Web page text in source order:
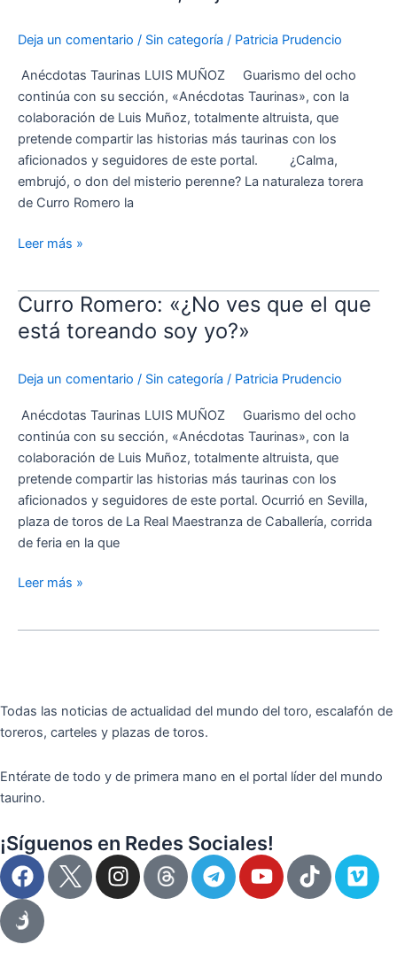
Deja un comentario / Sin categoría / Patricia Prudencio
Anécdotas Taurinas LUIS MUÑOZ Guarismo del ocho
continúa con su sección, «Anécdotas Taurinas», con la
colaboración de Luis Muñoz, totalmente altruista, que
pretende compartir las historias más taurinas con los
aficionados y seguidores de este portal. ¿Calma,
embrujó, o don del misterio perenne? La naturaleza torera
de Curro Romero la
«Antes
de
hacer
ridículo,
déjate
matar»
Leer más »
Curro Romero: «¿No ves que el que
está toreando soy yo?»
Deja un comentario / Sin categoría / Patricia Prudencio
Anécdotas Taurinas LUIS MUÑOZ Guarismo del ocho
continúa con su sección, «Anécdotas Taurinas», con la
colaboración de Luis Muñoz, totalmente altruista, que
pretende compartir las historias más taurinas con los
aficionados y seguidores de este portal. Ocurrió en Sevilla,
plaza de toros de La Real Maestranza de Caballería, corrida
de feria en la que
Curro
Romero:
«¿No
que
el
está
toreando
soy
yo?»
Leer más »
Todas las noticias de actualidad del mundo del toro, escalafón de
toreros, carteles y plazas de toros.
Entérate de todo y de primera mano en el portal líder del mundo
taurino.
¡Síguenos en Redes Sociales!
F
a
c
e
I
n
T
e
Y
o
T
i
V
i